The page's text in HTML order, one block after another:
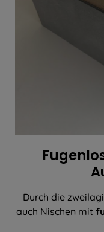
Durch die
auch Nischen mit